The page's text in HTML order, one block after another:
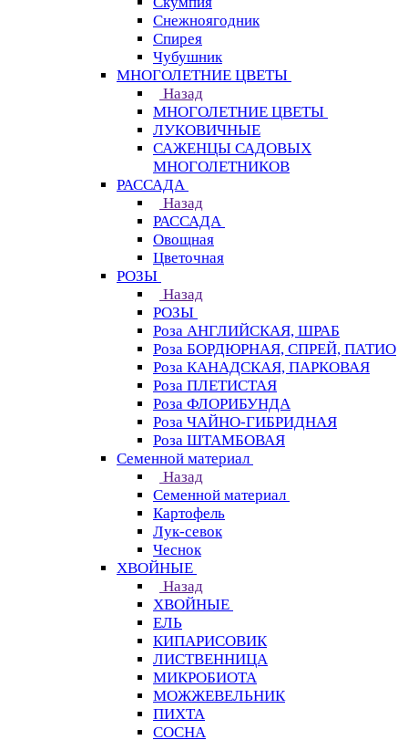
Снежноягодник
Спирея
Чубушник
МНОГОЛЕТНИЕ ЦВЕТЫ
Назад
МНОГОЛЕТНИЕ ЦВЕТЫ
ЛУКОВИЧНЫЕ
САЖЕНЦЫ САДОВЫХ
МНОГОЛЕТНИКОВ
РАССАДА
Назад
РАССАДА
Овощная
Цветочная
РОЗЫ
Назад
РОЗЫ
Роза АНГЛИЙСКАЯ, ШРАБ
Роза БОРДЮРНАЯ, СПРЕЙ, ПАТИО
Роза КАНАДСКАЯ, ПАРКОВАЯ
Роза ПЛЕТИСТАЯ
Роза ФЛОРИБУНДА
Роза ЧАЙНО-ГИБРИДНАЯ
Роза ШТАМБОВАЯ
Семенной материал
Назад
Семенной материал
Картофель
Лук-севок
Чеснок
ХВОЙНЫЕ
Назад
ХВОЙНЫЕ
ЕЛЬ
КИПАРИСОВИК
ЛИСТВЕННИЦА
МИКРОБИОТА
МОЖЖЕВЕЛЬНИК
ПИХТА
СОСНА